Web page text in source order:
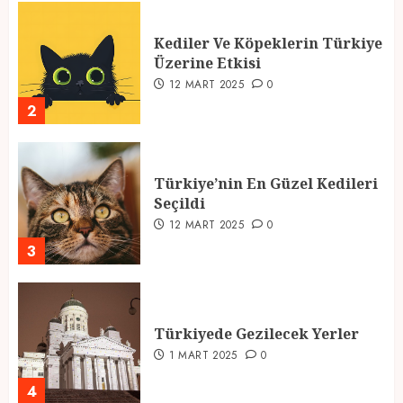
2
Kediler Ve Köpeklerin Türkiye
Üzerine Etkisi
12 MART 2025 0
3
Türkiye’nin En Güzel Kedileri
Seçildi
12 MART 2025 0
4
Türkiyede Gezilecek Yerler
1 MART 2025 0